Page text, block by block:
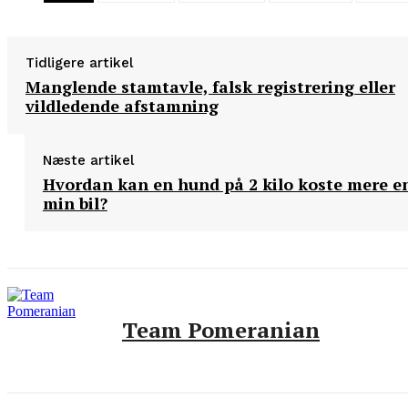
Tidligere artikel
Manglende stamtavle, falsk registrering eller
vildledende afstamning
Næste artikel
Hvordan kan en hund på 2 kilo koste mere
min bil?
Team Pomeranian